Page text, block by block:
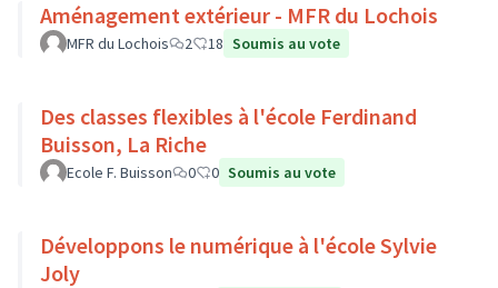
Aménagement extérieur - MFR du Lochois
MFR du Lochois 2 18 Soumis au vote
Des classes flexibles à l'école Ferdinand
Buisson, La Riche
Ecole F. Buisson 0 0 Soumis au vote
Développons le numérique à l'école Sylvie
Joly